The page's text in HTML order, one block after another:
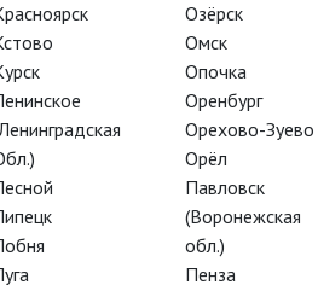
Кристофа Лоя –
100»
в кинотеатрах
Озёрск
Омск
Опочка
Оренбург
Орехово-Зуево
Орёл
Павловск
(Воронежская
обл.)
Пенза